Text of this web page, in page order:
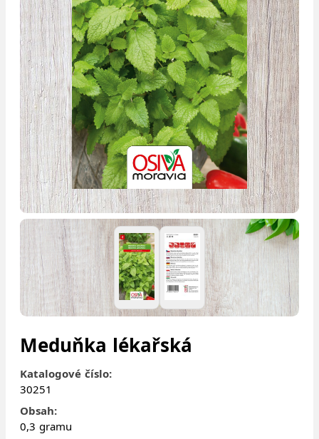
Meduňka lékařská
Katalogové číslo:
30251
Obsah:
0,3 gramu